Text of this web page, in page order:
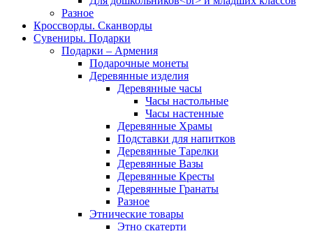
Разное
Кроссворды. Сканворды
Сувениры. Подарки
Подарки – Армения
Подарочные монеты
Деревянные изделия
Деревянные часы
Часы настольные
Часы настенные
Деревянные Храмы
Подставки для напитков
Деревянные Тарелки
Деревянные Вазы
Деревянные Кресты
Деревянные Гранаты
Разное
Этнические товары
Этно скатерти